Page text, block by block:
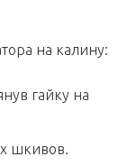
на калину:
гайку на
шкивов.